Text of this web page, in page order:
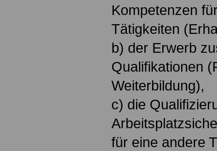
Kompetenzen
Tätigkeiten
b) der Erwerb
Qualifikationen
Weiterbildung),
c) die
für eine andere